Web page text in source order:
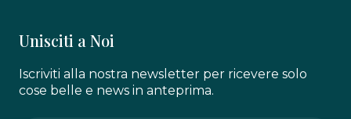
Unisciti a Noi
Iscriviti alla nostra newsletter per ricevere solo
cose belle e news in anteprima.